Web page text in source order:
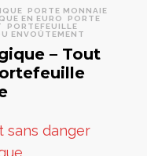
PORTE MONNAIE
EN EURO
PORTE
PORTEFEUILLE
ENVOÛTEMENT
– Tout